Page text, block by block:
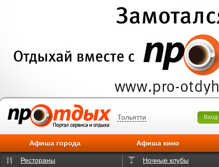
Тольятти Вход
Афиша города Афиша кино
Рестораны
Ночные клубы